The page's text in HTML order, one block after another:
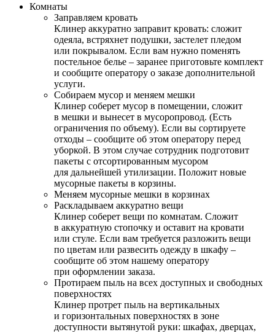
Комнаты
Заправляем кровать
Клинер аккуратно заправит кровать: сложит
одеяла, встряхнет подушки, застелет пледом
или покрывалом. Если вам нужно поменять
постельное белье – заранее приготовьте комплект
и сообщите оператору о заказе дополнительной
услуги.
Собираем мусор и меняем мешки
Клинер соберет мусор в помещении, сложит
в мешки и вынесет в мусоропровод. (Есть
ограничения по объему). Если вы сортируете
отходы – сообщите об этом оператору перед
уборкой. В этом случае сотрудник подготовит
пакеты с отсортированным мусором
для дальнейшей утилизации. Положит новые
мусорные пакеты в корзины.
Меняем мусорные мешки в корзинах
Раскладываем аккуратно вещи
Клинер соберет вещи по комнатам. Сложит
в аккуратную стопочку и оставит на кровати
или стуле. Если вам требуется разложить вещи
по цветам или развесить одежду в шкафу –
сообщите об этом нашему оператору
при оформлении заказа.
Протираем пыль на всех доступных и свободных
поверхностях
Клинер протрет пыль на вертикальных
и горизонтальных поверхностях в зоне
доступности вытянутой руки: шкафах, дверцах,